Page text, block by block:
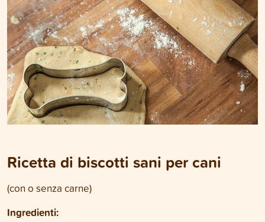
Ricetta di biscotti sani per cani
(con o senza carne)
Ingredienti: